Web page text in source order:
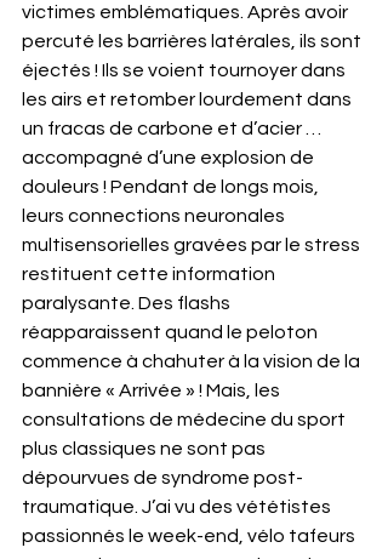
victimes emblématiques. Après avoir
percuté les barrières latérales, ils sont
éjectés ! Ils se voient tournoyer dans
les airs et retomber lourdement dans
un fracas de carbone et d’acier …
accompagné d’une explosion de
douleurs ! Pendant de longs mois,
leurs connections neuronales
multisensorielles gravées par le stress
restituent cette information
paralysante. Des flashs
réapparaissent quand le peloton
commence à chahuter à la vision de la
bannière « Arrivée » ! Mais, les
consultations de médecine du sport
plus classiques ne sont pas
dépourvues de syndrome post-
traumatique. J’ai vu des vététistes
passionnés le week-end, vélo tafeurs